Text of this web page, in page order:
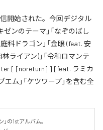
信開始された。今回デジタル
ゼンのテーマ」「なぞのばし
科ドラゴン」「金眼 (feat. 安
ライアン)」「令和ロマンテ
[ [noreturn] ] [feat. ラミカ
ム」「ケツワープ」を含む全
の1stアルバム。